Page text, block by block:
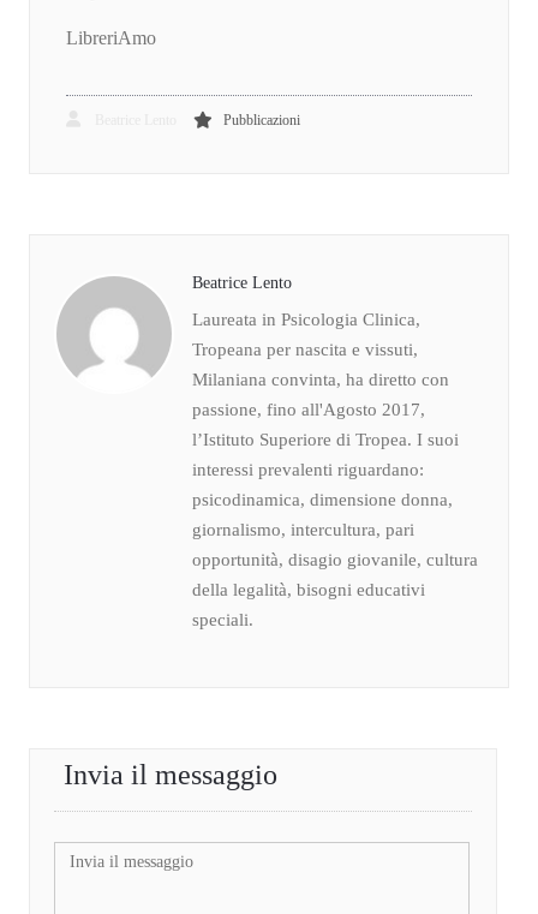
LibreriAmo
Pubblicazioni
Beatrice Lento
Laureata in Psicologia Clinica,
Tropeana per nascita e vissuti,
Milaniana convinta, ha diretto con
passione, fino all'Agosto 2017,
l’Istituto Superiore di Tropea. I suoi
interessi prevalenti riguardano:
psicodinamica, dimensione donna,
giornalismo, intercultura, pari
opportunità, disagio giovanile, cultura
della legalità, bisogni educativi
speciali.
Invia il messaggio